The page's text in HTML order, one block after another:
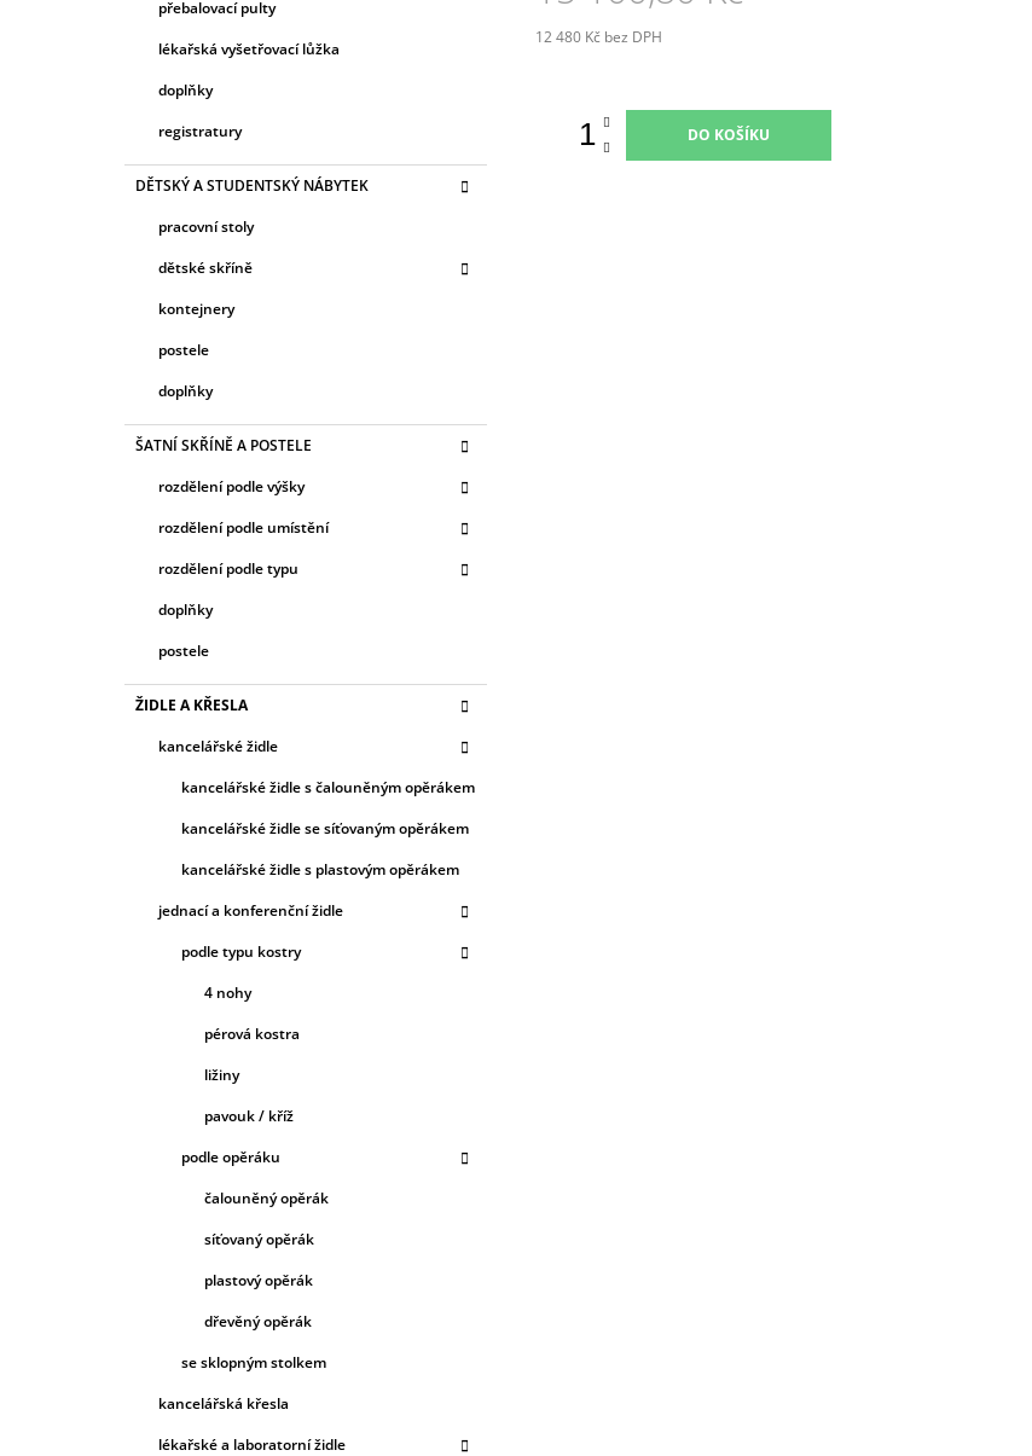
přebalovací pulty
lékařská vyšetřovací lůžka
doplňky
registratury
DĚTSKÝ A STUDENTSKÝ NÁBYTEK
pracovní stoly
dětské skříně
kontejnery
postele
doplňky
ŠATNÍ SKŘÍNĚ A POSTELE
rozdělení podle výšky
rozdělení podle umístění
rozdělení podle typu
doplňky
postele
ŽIDLE A KŘESLA
kancelářské židle
kancelářské židle s čalouněným opěrákem
kancelářské židle se síťovaným opěrákem
kancelářské židle s plastovým opěrákem
jednací a konferenční židle
podle typu kostry
4 nohy
pérová kostra
ližiny
pavouk / kříž
podle opěráku
čalouněný opěrák
síťovaný opěrák
plastový opěrák
dřevěný opěrák
se sklopným stolkem
kancelářská křesla
lékařské a laboratorní židle
12 480 Kč bez DPH
DO KOŠÍKU